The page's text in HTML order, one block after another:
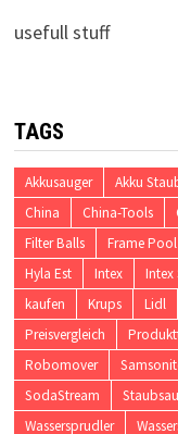
usefull stuff
TAGS
Akkusauger Akku
China
China-Tools
Filter Balls
Frame Pool
Hyla Est
Intex Intex
kaufen
Krups Lidl
Preisvergleich
Robomover
SodaStream
Wassersprudler